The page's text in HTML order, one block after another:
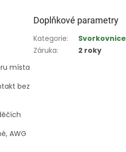
místa
bez
AWG
Doplňkové parametry
Kategorie:
Svorkovnice
Záruka: 2 roky